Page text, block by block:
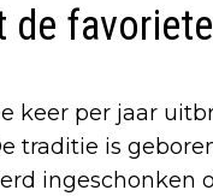
de
keer per jaar
traditie is
ingeschonken